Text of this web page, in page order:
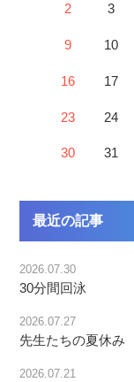
2 3
9 10
16 17
23 24
30 31
最近の記事
2026.07.30
30分間回泳
2026.07.27
先生たちの夏休み
2026.07.21